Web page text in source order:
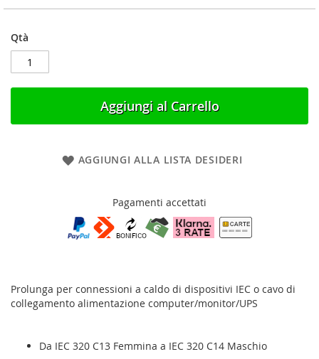
Qtà
Aggiungi al Carrello
AGGIUNGI ALLA LISTA DESIDERI
Pagamenti accettati
Prolunga per connessioni a caldo di dispositivi IEC o cavo di
collegamento alimentazione computer/monitor/UPS
Da IEC 320 C13 Femmina a IEC 320 C14 Maschio